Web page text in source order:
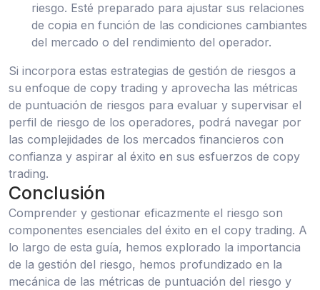
riesgo. Esté preparado para ajustar sus relaciones
de copia en función de las condiciones cambiantes
del mercado o del rendimiento del operador.
Si incorpora estas estrategias de gestión de riesgos a
su enfoque de copy trading y aprovecha las métricas
de puntuación de riesgos para evaluar y supervisar el
perfil de riesgo de los operadores, podrá navegar por
las complejidades de los mercados financieros con
confianza y aspirar al éxito en sus esfuerzos de copy
trading.
Conclusión
Comprender y gestionar eficazmente el riesgo son
componentes esenciales del éxito en el copy trading. A
lo largo de esta guía, hemos explorado la importancia
de la gestión del riesgo, hemos profundizado en la
mecánica de las métricas de puntuación del riesgo y